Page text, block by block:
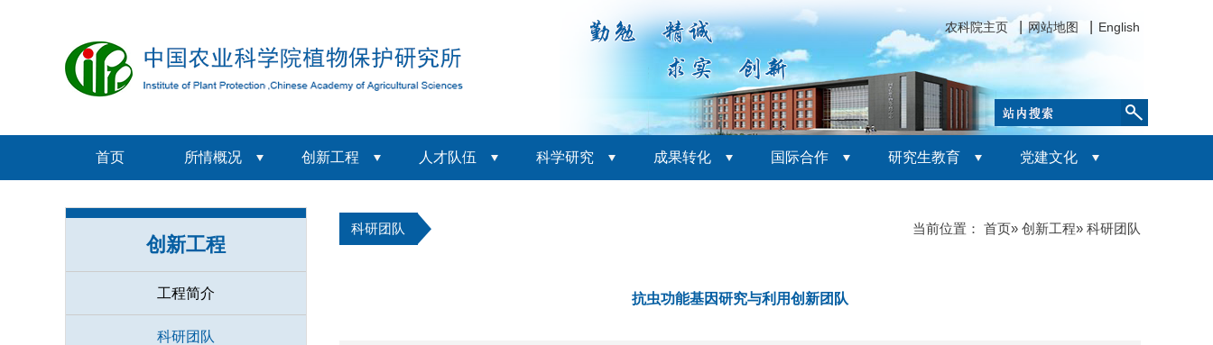
农科院主页 网站地图 English
首页 所情概况 创新工程 人才队伍 科学研究 成果转化 国际合作 研究生教育 党建文化
创新工程
工程简介
科研团队
科研团队 当前位置： 首页» 创新工程» 科研团队
抗虫功能基因研究与利用创新团队